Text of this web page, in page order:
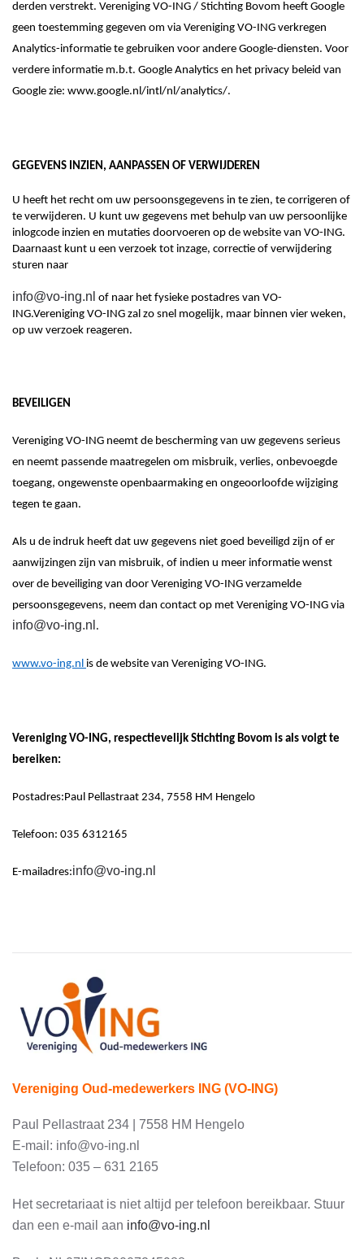
derden verstrekt. Vereniging VO-ING / Stichting Bovom heeft Google
geen toestemming gegeven om via Vereniging VO-ING verkregen
Analytics-informatie te gebruiken voor andere Google-diensten. Voor
verdere informatie m.b.t. Google Analytics en het privacy beleid van
Google zie: www.google.nl/intl/nl/analytics/.
GEGEVENS INZIEN, AANPASSEN OF VERWIJDEREN
U heeft het recht om uw persoonsgegevens in te zien, te corrigeren of
te verwijderen. U kunt uw gegevens met behulp van uw persoonlijke
inlogcode inzien en mutaties doorvoeren op de website van VO-ING.
Daarnaast kunt u een verzoek tot inzage, correctie of verwijdering
sturen naar
info@vo-ing.nl of naar het fysieke postadres van VO-
ING.Vereniging VO-ING zal zo snel mogelijk, maar binnen vier weken,
op uw verzoek reageren.
BEVEILIGEN
Vereniging VO-ING neemt de bescherming van uw gegevens serieus
en neemt passende maatregelen om misbruik, verlies, onbevoegde
toegang, ongewenste openbaarmaking en ongeoorloofde wijziging
tegen te gaan.
Als u de indruk heeft dat uw gegevens niet goed beveiligd zijn of er
aanwijzingen zijn van misbruik, of indien u meer informatie wenst
over de beveiliging van door Vereniging VO-ING verzamelde
persoonsgegevens, neem dan contact op met Vereniging VO-ING via
info@vo-ing.nl .
www.vo-ing.nl is de website van Vereniging VO-ING.
Vereniging VO-ING, respectievelijk Stichting Bovom is als volgt te
bereiken:
Postadres:Paul Pellastraat 234, 7558 HM Hengelo
Telefoon: 035 6312165
E-mailadres:info@vo-ing.nl
Vereniging Oud-medewerkers ING (VO-ING)
Paul Pellastraat 234 | 7558 HM Hengelo
E-mail: info@vo-ing.nl
Telefoon: 035 – 631 2165
Het secretariaat is niet altijd per telefoon bereikbaar. Stuur
dan een e-mail aan info@vo-ing.nl